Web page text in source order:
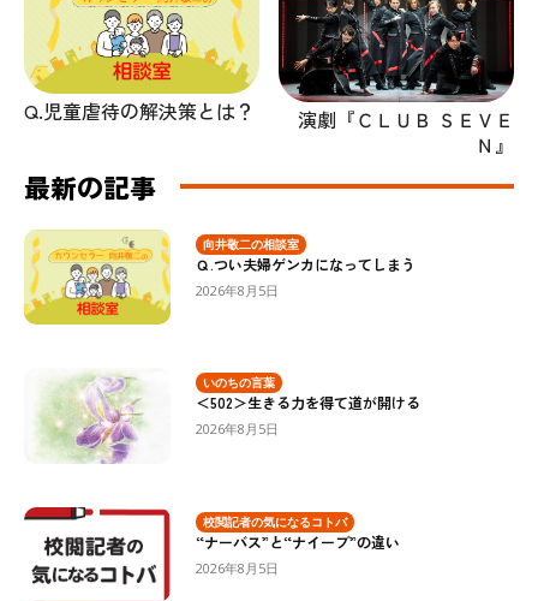
Q.児童虐待の解決策とは？
演劇『ＣＬＵＢ ＳＥＶＥ
Ｎ』
最新の記事
向井敬二の相談室
Ｑ.つい夫婦ゲンカになってしまう
2026年8月5日
いのちの言葉
＜502＞生きる力を得て道が開ける
2026年8月5日
校閲記者の気になるコトバ
“ナーバス”と“ナイーブ”の違い
2026年8月5日